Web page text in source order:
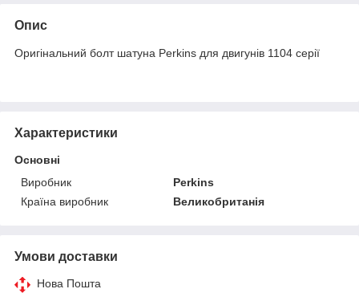
Опис
Оригінальний болт шатуна Perkins для двигунів 1104 серії
Характеристики
Основні
Виробник
Perkins
Країна виробник
Великобританія
Умови доставки
Нова Пошта